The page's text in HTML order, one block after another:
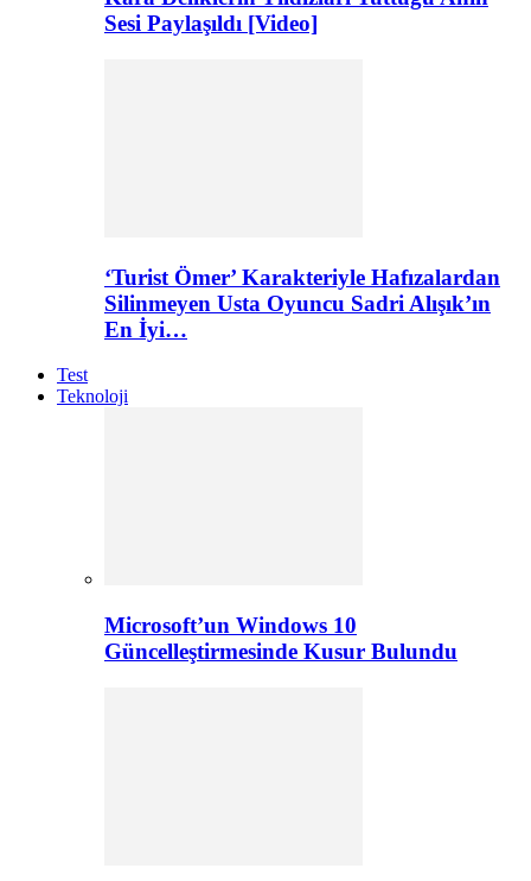
Sesi Paylaşıldı [Video]
‘Turist Ömer’ Karakteriyle Hafızalardan
Silinmeyen Usta Oyuncu Sadri Alışık’ın
En İyi…
Test
Teknoloji
Microsoft’un Windows 10
Güncelleştirmesinde Kusur Bulundu